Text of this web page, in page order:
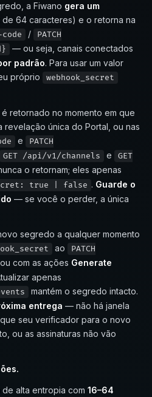
a Fiwano gera um
de 64 caracteres) e o retorna na
/
PATCH
— ou seja, canais conectados
padrão. Para usar um valor
próprio
webhook_secret
retornado no momento em que
única do Portal, ou nas
e
PATCH
GET /api/v1/channels e
GET
o retornam; eles apenas
true | false . Guarde o
— se você o perder, a única
segredo a qualquer momento
ao
PATCH
, ou com as ações Generate
apenas
mantém o segredo intacto.
entrega — não há janela
seu verificador para o novo
ou as assinaturas não vão
alta entropia com 16–64